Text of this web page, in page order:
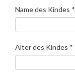
Name des Kindes *
Alter des Kindes *